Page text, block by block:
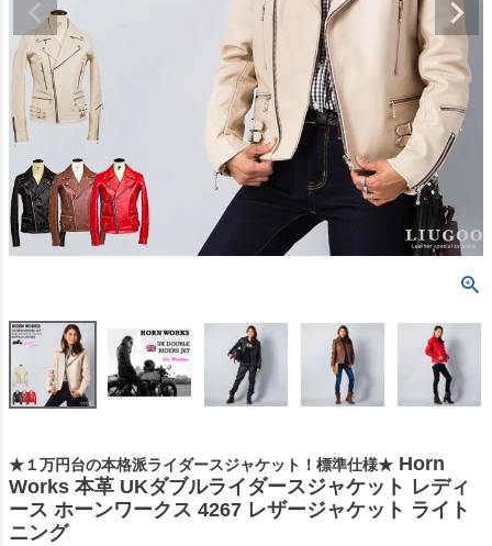
★１万円台の本格派ライダースジャケット！標準仕様★ Horn
Works 本革 UKダブルライダースジャケット レディ
ース ホーンワークス 4267 レザージャケット ライト
ニング